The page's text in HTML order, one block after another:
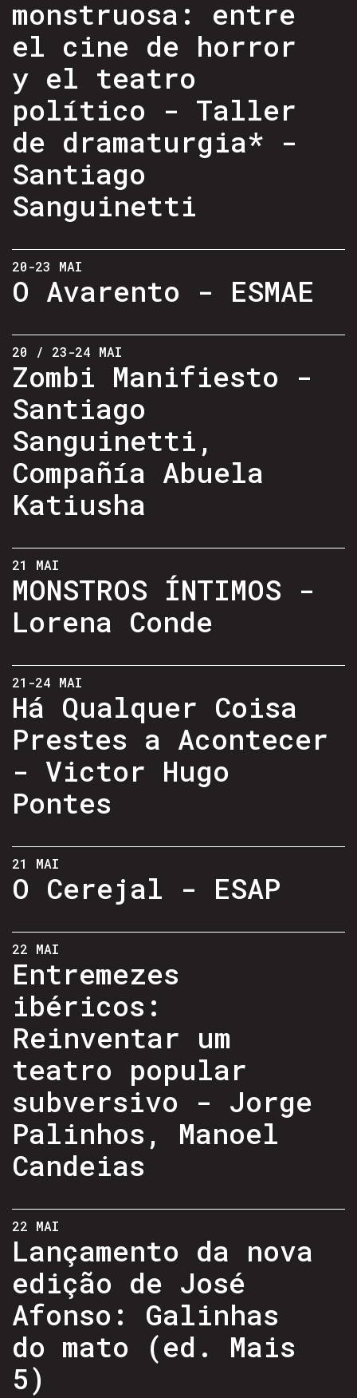
monstruosa: entre
el cine de horror
y el teatro
político - Taller
de dramaturgia* -
Santiago
Sanguinetti
20-23 MAI
O Avarento - ESMAE
20 / 23-24 MAI
Zombi Manifiesto -
Santiago
Sanguinetti,
Compañía Abuela
Katiusha
21 MAI
MONSTROS ÍNTIMOS -
Lorena Conde
21-24 MAI
Há Qualquer Coisa
Prestes a Acontecer
- Victor Hugo
Pontes
21 MAI
O Cerejal - ESAP
22 MAI
Entremezes
ibéricos:
Reinventar um
teatro popular
subversivo - Jorge
Palinhos, Manoel
Candeias
22 MAI
Lançamento da nova
edição de José
Afonso: Galinhas
do mato (ed. Mais
5)